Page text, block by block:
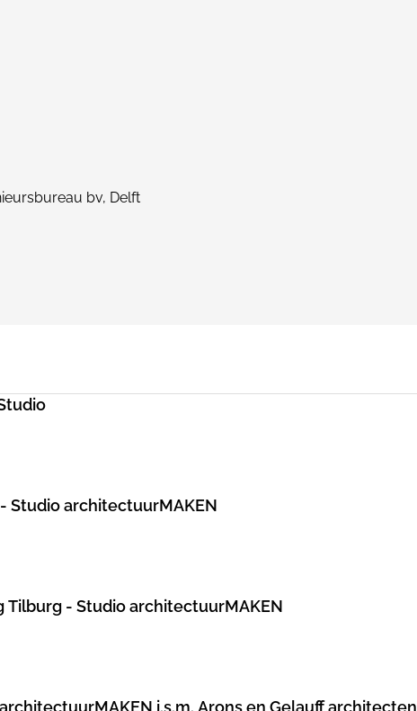
bv, Delft
Studio architectuurMAKEN
- Studio architectuurMAKEN
i.s.m. Arons en Gelauff architecten